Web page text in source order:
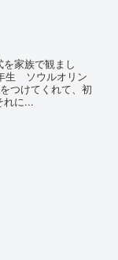
家族で観まし
生 ソウルオリン
つけてくれて、初
れに...